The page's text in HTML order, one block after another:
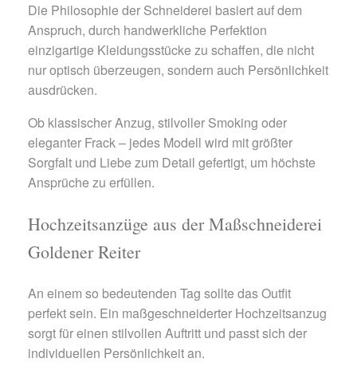
Die Philosophie der Schneiderei basiert auf dem
Anspruch, durch handwerkliche Perfektion
einzigartige Kleidungsstücke zu schaffen, die nicht
nur optisch überzeugen, sondern auch Persönlichkeit
ausdrücken.
Ob klassischer Anzug, stilvoller Smoking oder
eleganter Frack – jedes Modell wird mit größter
Sorgfalt und Liebe zum Detail gefertigt, um höchste
Ansprüche zu erfüllen.
Hochzeitsanzüge aus der Maßschneiderei
Goldener Reiter
An einem so bedeutenden Tag sollte das Outfit
perfekt sein. Ein maßgeschneiderter Hochzeitsanzug
sorgt für einen stilvollen Auftritt und passt sich der
individuellen Persönlichkeit an.